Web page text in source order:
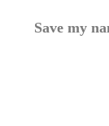
Save my